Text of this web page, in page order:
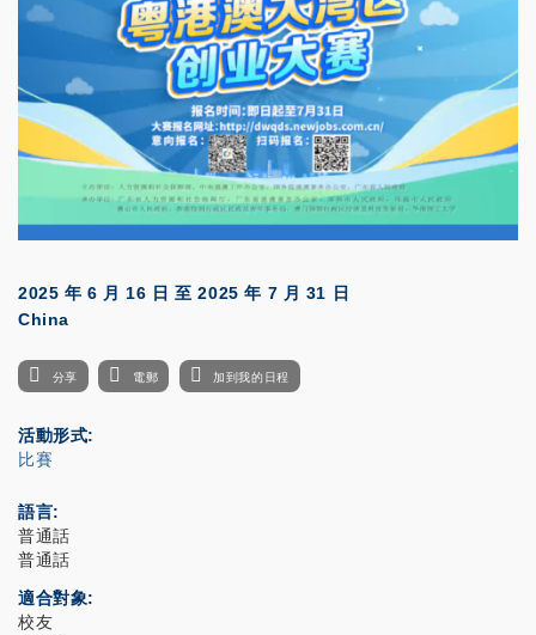
2025 年 6 月 16 日 至2025 年 7 月 31 日
China
分享 電郵 加到我的日程
活動形式
比賽
語言
普通話
普通話
適合對象
校友